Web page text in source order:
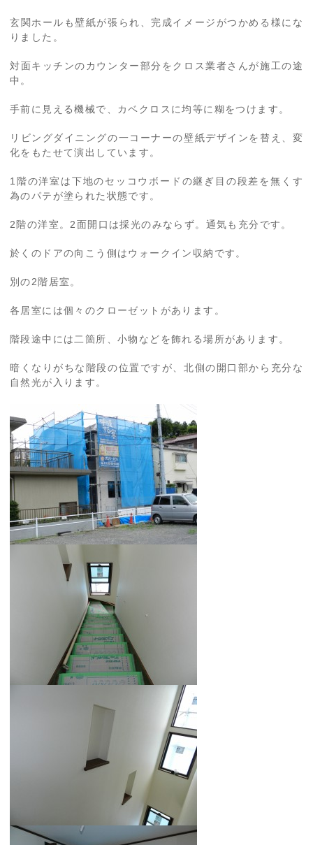
玄関ホールも壁紙が張られ、完成イメージがつかめる様にな
りました。
対面キッチンのカウンター部分をクロス業者さんが施工の途
中。
手前に見える機械で、カベクロスに均等に糊をつけます。
リビングダイニングの一コーナーの壁紙デザインを替え、変
化をもたせて演出しています。
1階の洋室は下地のセッコウボードの継ぎ目の段差を無くす
為のパテが塗られた状態です。
2階の洋室。2面開口は採光のみならず。通気も充分です。
於くのドアの向こう側はウォークイン収納です。
別の2階居室。
各居室には個々のクローゼットがあります。
階段途中には二箇所、小物などを飾れる場所があります。
暗くなりがちな階段の位置ですが、北側の開口部から充分な
自然光が入ります。